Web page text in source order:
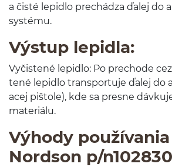
a čisté lep­idlo prechádza ďalej do
systému.
Výstup lep­idla:
Vyčis­tené lep­idlo: Po pre­chode
tené lep­idlo trans­portuje ďalej do
acej piš­tole), kde sa presne
materiálu.
Výhody
Nord­son p/​n